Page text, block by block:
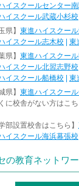
イスクールセンター
イスクール武蔵小杉校
県】 東進ハイスクー
イスクール志木校
東
県】 東進ハイスクー
イスクール北習志野校
イスクール船橋校
東
県】 東進ハイスクー
に校舎がない方はこち
部設置校舎はこちら】
イスクール海浜幕張校
の教育ネットワ